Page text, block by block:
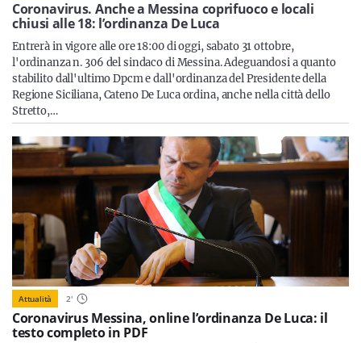
Servizi
Resta sempre aggiornato con le ultime news, iscriviti alla
nostra newsletter
Iscriviti
Coronavirus. Anche a Messina coprifuoco e locali
chiusi alle 18: l’ordinanza De Luca
Entrerà in vigore alle ore 18:00 di oggi, sabato 31 ottobre,
l'ordinanza n. 306 del sindaco di Messina. Adeguandosi a quanto
stabilito dall'ultimo Dpcm e dall'ordinanza del Presidente della
Regione Siciliana, Cateno De Luca ordina, anche nella città dello
Stretto,…
Attualità 2'
Coronavirus Messina, online l’ordinanza De Luca: il
testo completo in PDF